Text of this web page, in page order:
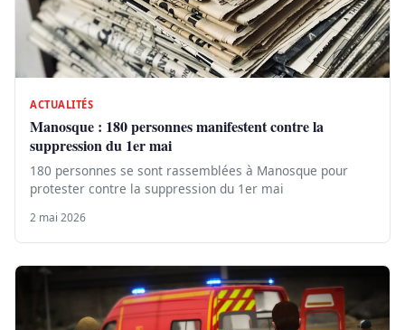
ACTUALITÉS
Manosque : 180 personnes manifestent contre la
suppression du 1er mai
180 personnes se sont rassemblées à Manosque pour
protester contre la suppression du 1er mai
2 mai 2026